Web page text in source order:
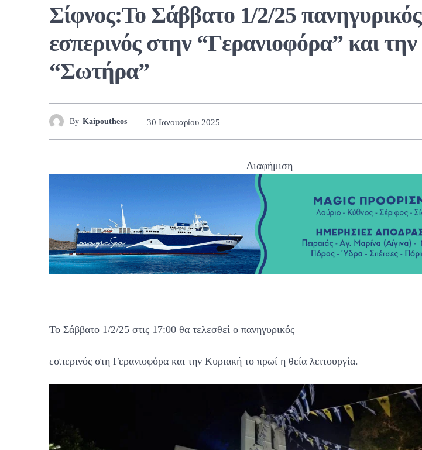
Σίφνος:Το Σάββατο 1/2/25 πανηγυρικός
εσπερινός στην “Γερανιοφόρα” και την
“Σωτήρα”
By Kaipoutheos 30 Ιανουαρίου 2025
Διαφήμιση
To Σάββατο 1/2/25 στις 17:00 θα τελεσθεί ο πανηγυρικός
εσπερινός στη Γερανιοφόρα και την Κυριακή το πρωί η θεία λειτουργία.